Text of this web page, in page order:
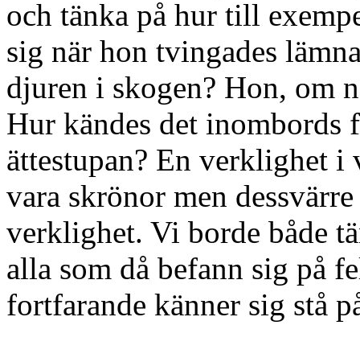
och tänka på hur till
sig när hon tvingades
djuren i skogen? Hon, om
Hur kändes det inombords
ättestupan? En verklighet i
vara skrönor men
verklighet. Vi borde både
alla som då befann sig på
fortfarande känner sig stå